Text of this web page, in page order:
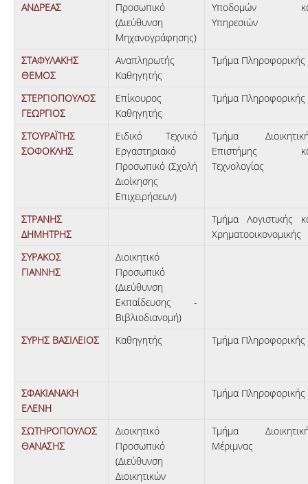
ΑΝΔΡΕΑΣ
Προσωπικό
(Διεύθυνση
Μηχανογράφησης)
Υποδομών
Υπηρεσιών
ΣΤΑΦΥΛΑΚΗΣ
ΘΕΜΟΣ
Αναπληρωτής
Καθηγητής
Τμήμα Πληροφορικής
ΣΤΕΡΓΙΟΠΟΥΛΟΣ
ΓΕΩΡΓΙΟΣ
Επίκουρος
Καθηγητής
Τμήμα Πληροφορικής
ΣΤΟΥΡΑΪΤΗΣ
ΣΟΦΟΚΛΗΣ
Ειδικό Τεχνικό
Εργαστηριακό
Προσωπικό (Σχολή
Διοίκησης
Επιχειρήσεων)
Τμήμα
Επιστήμης
Τεχνολογίας
ΣΤΡΑΝΗΣ
ΔΗΜΗΤΡΗΣ
Τμήμα Λογιστικής
Χρηματοοικονομικής
ΣΥΡΑΚΟΣ
ΓΙΑΝΝΗΣ
Διοικητικό
Προσωπικό
(Διεύθυνση
Εκπαίδευσης -
Βιβλιοδιανομή)
ΣΥΡΗΣ ΒΑΣΙΛΕΙΟΣ
Καθηγητής Τμήμα Πληροφορικής
ΣΦΑΚΙΑΝΑΚΗ
ΕΛΕΝΗ
Τμήμα Πληροφορικής
ΣΩΤΗΡΟΠΟΥΛΟΣ
ΘΑΝΑΣΗΣ
Διοικητικό
Προσωπικό
(Διεύθυνση
Διοικητικών
Τμήμα
Μέριμνας